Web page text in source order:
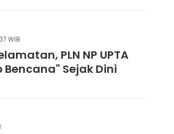
WIB
PLN NP UPTA
Sejak Dini